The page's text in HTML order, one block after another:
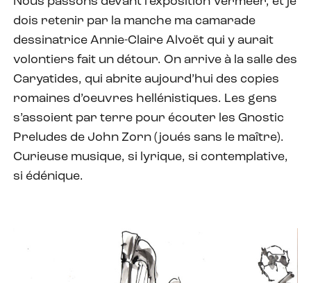
dois retenir par la manche ma camarade
dessinatrice Annie-Claire Alvoët qui y aurait
volontiers fait un détour. On arrive à la salle des
Caryatides, qui abrite aujourd’hui des copies
romaines d’oeuvres hellénistiques. Les gens
s’assoient par terre pour écouter les Gnostic
Preludes de John Zorn (joués sans le maître).
Curieuse musique, si lyrique, si contemplative,
si édénique.